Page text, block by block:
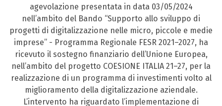
agevolazione presentata in data 03/05/2024
nell’ambito del Bando “Supporto allo sviluppo di
progetti di digitalizzazione nelle micro, piccole e medie
imprese” - Programma Regionale FESR 2021–2027, ha
ricevuto il sostegno finanziario dell’Unione Europea,
nell’ambito del progetto COESIONE ITALIA 21–27, per la
realizzazione di un programma di investimenti volto al
miglioramento della digitalizzazione aziendale.
L’intervento ha riguardato l’implementazione di